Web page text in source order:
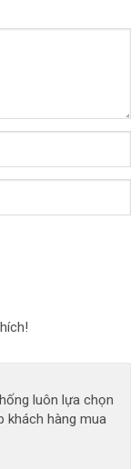
luôn lựa chọn
khách hàng mua